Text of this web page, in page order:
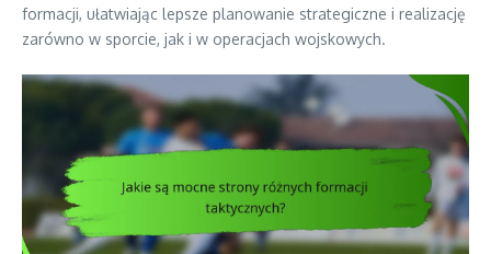
formacji, ułatwiając lepsze planowanie strategiczne i realizację
zarówno w sporcie, jak i w operacjach wojskowych.